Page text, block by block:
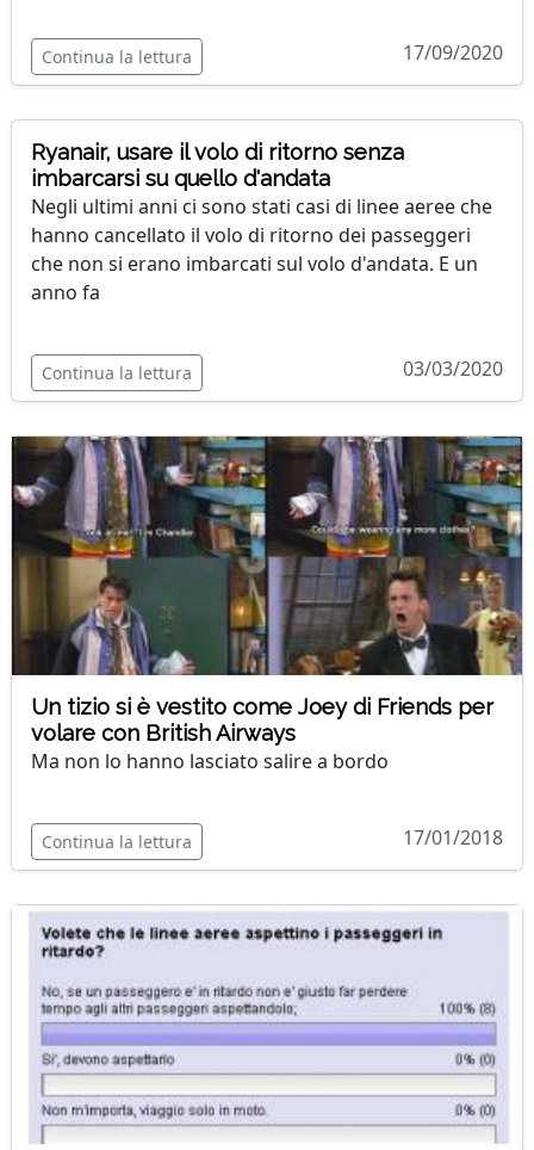
Continua la lettura 17/09/2020
Ryanair, usare il volo di ritorno senza
imbarcarsi su quello d'andata
Negli ultimi anni ci sono stati casi di linee aeree che
hanno cancellato il volo di ritorno dei passeggeri
che non si erano imbarcati sul volo d'andata. E un
anno fa
Continua la lettura 03/03/2020
Un tizio si è vestito come Joey di Friends per
volare con British Airways
Ma non lo hanno lasciato salire a bordo
Continua la lettura 17/01/2018